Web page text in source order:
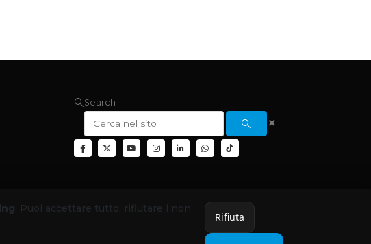
Search
. Puoi accettare tutto, rifiutare i non
Rifiuta